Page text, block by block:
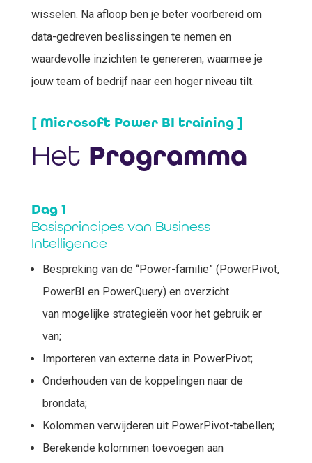
wisselen. Na afloop ben je beter voorbereid om
data-gedreven beslissingen te nemen en
waardevolle inzichten te genereren, waarmee je
jouw team of bedrijf naar een hoger niveau tilt.
[ Microsoft Power BI training ]
Het Programma
Dag 1
Basisprincipes van Business
Intelligence
Bespreking van de “Power-familie” (PowerPivot,
PowerBI en PowerQuery) en overzicht
van mogelijke strategieën voor het gebruik er
van;
Importeren van externe data in PowerPivot;
Onderhouden van de koppelingen naar de
brondata;
Kolommen verwijderen uit PowerPivot-tabellen;
Berekende kolommen toevoegen aan